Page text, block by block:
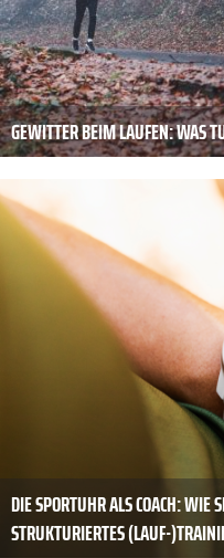
GEWITTER BEIM LAUFEN: WAS
DIE SPORTUHR ALS COACH:
STRUKTURIERTES (LAUF-